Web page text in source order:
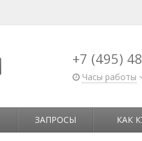
+7 (495)
Часы работы
ЗАПРОСЫ КАК